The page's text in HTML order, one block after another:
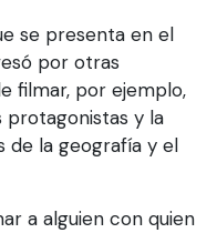
se presenta en el
por otras
filmar, por ejemplo,
protagonistas y la
de la geografía y el
a alguien con quien